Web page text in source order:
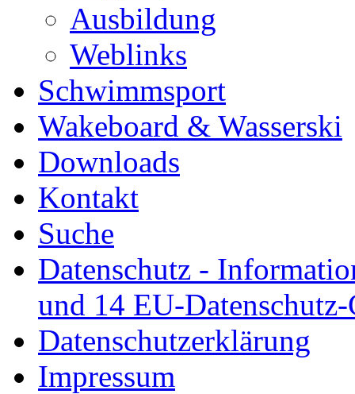
Ausbildung
Weblinks
Schwimmsport
Wakeboard & Wasserski
Downloads
Kontakt
Suche
Datenschutz -
und 14 EU-
Datenschutzerklärung
Impressum